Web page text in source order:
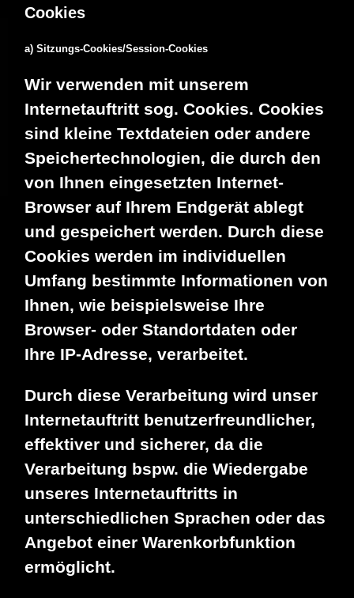
Cookies
a) Sitzungs-Cookies/Session-Cookies
Wir verwenden mit unserem
Internetauftritt sog. Cookies. Cookies
sind kleine Textdateien oder andere
Speichertechnologien, die durch den
von Ihnen eingesetzten Internet-
Browser auf Ihrem Endgerät ablegt
und gespeichert werden. Durch diese
Cookies werden im individuellen
Umfang bestimmte Informationen von
Ihnen, wie beispielsweise Ihre
Browser- oder Standortdaten oder
Ihre IP-Adresse, verarbeitet.
Durch diese Verarbeitung wird unser
Internetauftritt benutzerfreundlicher,
effektiver und sicherer, da die
Verarbeitung bspw. die Wiedergabe
unseres Internetauftritts in
unterschiedlichen Sprachen oder das
Angebot einer Warenkorbfunktion
ermöglicht.